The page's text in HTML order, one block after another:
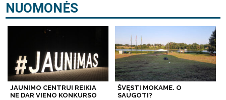
NUOMONĖS
JAUNIMO CENTRUI REIKIA
NE DAR VIENO KONKURSO
ŠVĘSTI MOKAME. O
SAUGOTI?